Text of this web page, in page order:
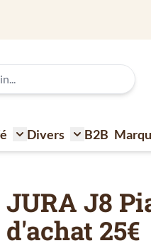
aujourd'hui
- Lait - Biscuit -
Toggle submenu for
Divers
Toggle
B2B
JURA J8
d'achat 25€